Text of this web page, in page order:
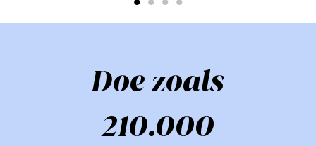
en antisliphandvat - Wordt geleverd met laadstation en
reisetui - Ideaal voor een grondige tandverzorging -
Vind meer van deze merk:Doe zoals
210.000